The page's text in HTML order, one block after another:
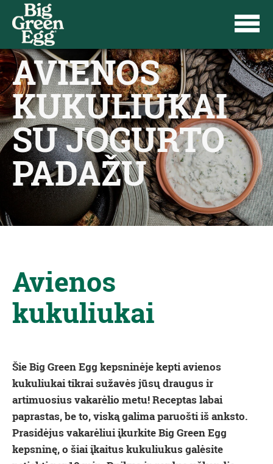
AVIENOS
KUKULIUKAI
SU JOGURTO
PADAŽU
Avienos
kukuliukai
ŠieBig Green Egg kepsninėje kepti avienos
kukuliukai tikrai sužavės jūsų draugus ir
artimuosius vakarėlio metu! Receptas labai
paprastas, be to, viską galima paruošti iš anksto.
Prasidėjus vakarėliui įkurkite Big Green Egg
kepsninę, o šiai įkaitus kukuliukus galėsite